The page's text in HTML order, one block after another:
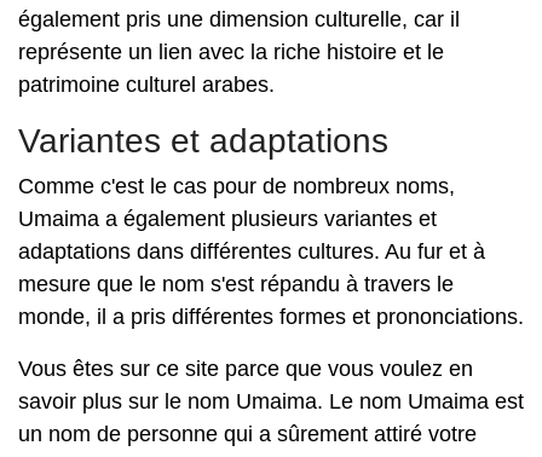
également pris une dimension culturelle, car il
représente un lien avec la riche histoire et le
patrimoine culturel arabes.
Variantes et adaptations
Comme c'est le cas pour de nombreux noms,
Umaima a également plusieurs variantes et
adaptations dans différentes cultures. Au fur et à
mesure que le nom s'est répandu à travers le
monde, il a pris différentes formes et prononciations.
Vous êtes sur ce site parce que vous voulez en
savoir plus sur le nom Umaima. Le nom Umaima est
un nom de personne qui a sûrement attiré votre